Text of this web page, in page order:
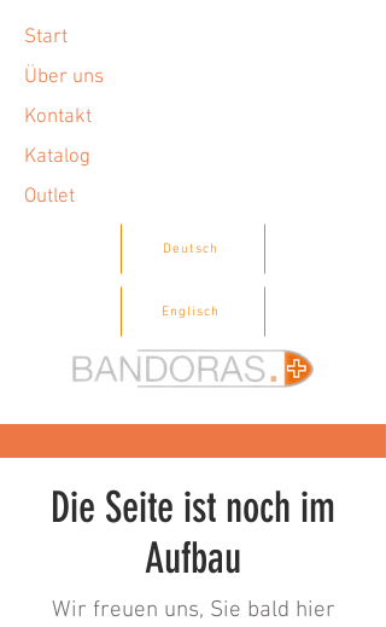
Start
Über uns
Kontakt
Katalog
Outlet
Deutsch
Englisch
Die Seite ist noch im
Aufbau
Wir freuen uns, Sie bald hier